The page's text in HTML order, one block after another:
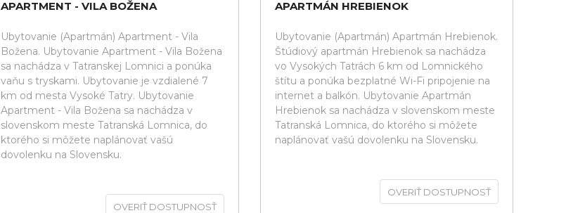
APARTMENT - VILA BOŽENA
Ubytovanie (Apartmán) Apartment - Vila
Božena. Ubytovanie Apartment - Vila Božena
sa nachádza v Tatranskej Lomnici a ponúka
vaňu s tryskami. Ubytovanie je vzdialené 7
km od mesta Vysoké Tatry. Ubytovanie
Apartment - Vila Božena sa nachádza v
slovenskom meste Tatranská Lomnica, do
ktorého si môžete naplánovať vašú
dovolenku na Slovensku.
OVERIŤ DOSTUPNOSŤ
APARTMÁN HREBIENOK
Ubytovanie (Apartmán) Apartmán Hrebienok.
Štúdiový apartmán Hrebienok sa nachádza
vo Vysokých Tatrách 6 km od Lomnického
štítu a ponúka bezplatné Wi-Fi pripojenie na
internet a balkón. Ubytovanie Apartmán
Hrebienok sa nachádza v slovenskom meste
Tatranská Lomnica, do ktorého si môžete
naplánovať vašú dovolenku na Slovensku.
OVERIŤ DOSTUPNOSŤ